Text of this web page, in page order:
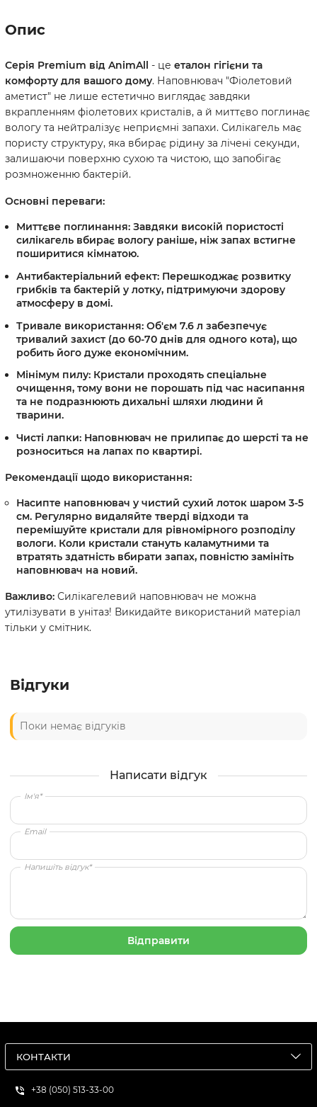
Опис
Серія Premium від AnimAll - це еталон гігієни та
комфорту для вашого дому. Наповнювач "Фіолетовий
аметист" не лише естетично виглядає завдяки
вкрапленням фіолетових кристалів, а й миттєво поглинає
вологу та нейтралізує неприємні запахи. Силікагель має
пористу структуру, яка вбирає рідину за лічені секунди,
залишаючи поверхню сухою та чистою, що запобігає
розмноженню бактерій.
Основні переваги:
Миттєве поглинання: Завдяки високій пористості
силікагель вбирає вологу раніше, ніж запах встигне
поширитися кімнатою.
Антибактеріальний ефект: Перешкоджає розвитку
грибків та бактерій у лотку, підтримуючи здорову
атмосферу в домі.
Тривале використання: Об'єм 7.6 л забезпечує
тривалий захист (до 60-70 днів для одного кота), що
робить його дуже економічним.
Мінімум пилу: Кристали проходять спеціальне
очищення, тому вони не порошать під час насипання
та не подразнюють дихальні шляхи людини й
тварини.
Чисті лапки: Наповнювач не прилипає до шерсті та не
розноситься на лапах по квартирі.
Рекомендації щодо використання:
Насипте наповнювач у чистий сухий лоток шаром 3-5
см. Регулярно видаляйте тверді відходи та
перемішуйте кристали для рівномірного розподілу
вологи. Коли кристали стануть каламутними та
втратять здатність вбирати запах, повністю замініть
наповнювач на новий.
Важливо: Силікагелевий наповнювач не можна
утилізувати в унітаз! Викидайте використаний матеріал
тільки у смітник.
Відгуки
Поки немає відгуків
Написати відгук
Ім'я*
Email
Напишіть відгук*
КОНТАКТИ
+38 (050) 513-33-00